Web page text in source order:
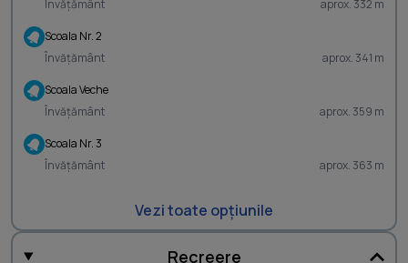
Învățământ
aprox. 332 m
Scoala Nr. 2
Învățământ
aprox. 341 m
Scoala Veche
Învățământ
aprox. 359 m
Scoala Nr. 3
Învățământ
aprox. 363 m
Vezi toate opțiunile
Recreere